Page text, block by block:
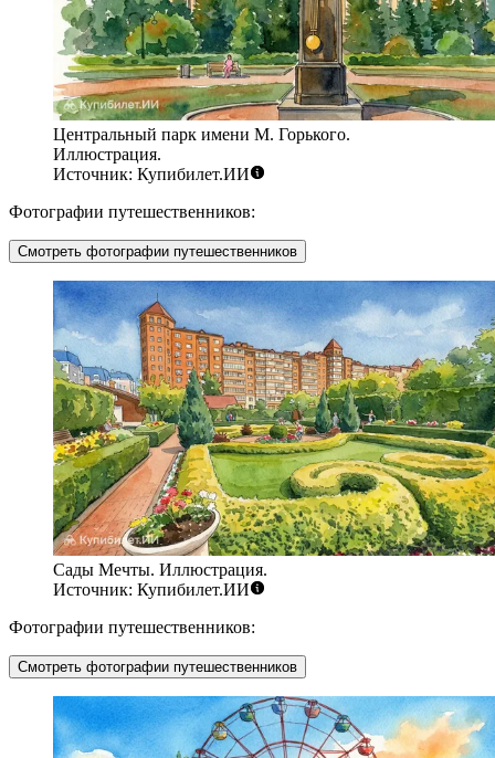
Центральный парк имени М. Горького.
Иллюстрация.
Источник: Купибилет.ИИ
Фотографии путешественников:
Смотреть фотографии путешественников
Сады Мечты. Иллюстрация.
Источник: Купибилет.ИИ
Фотографии путешественников:
Смотреть фотографии путешественников